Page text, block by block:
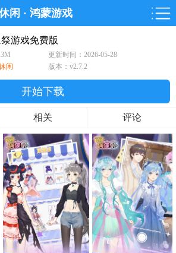
闲 · 鸿蒙游戏
软件 鸿蒙游戏
鸿蒙
软件
专题
游戏免费版
更新时间：2026-05-28
闲 版本：v2.7.2
开始下载
相关 评论